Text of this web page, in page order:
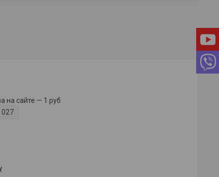
на сайте — 1 руб
027